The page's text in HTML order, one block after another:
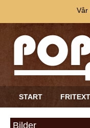
START
Bilder
Vår